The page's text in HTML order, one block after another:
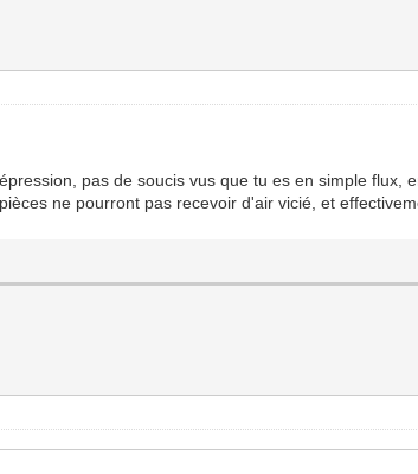
pas de soucis vus que tu es en simple flux,
ne pourront pas recevoir d'air vicié, et